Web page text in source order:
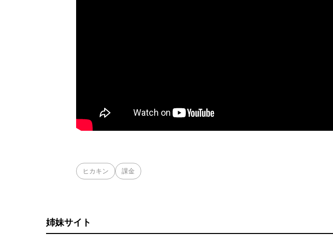
ヒカキン 課金
姉妹サイト